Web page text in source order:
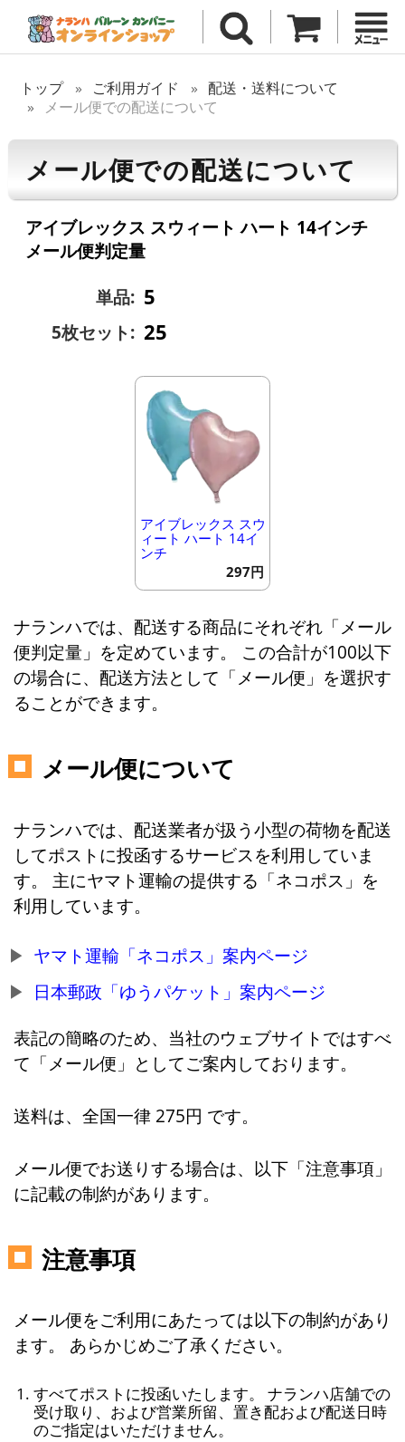
トップ ご利用ガイド
配送・送料について
メール便での配送について
メール便での配送について
アイブレックス スウィート ハート 14インチ
メール便判定量
単品: 5
5枚セット: 25
アイブレックス スウ
ィート ハート 14イ
ンチ
297円
ナランハでは、配送する商品にそれぞれ「メール
便判定量」を定めています。 この合計が100以下
の場合に、配送方法として「メール便」を選択す
ることができます。
メール便について
ナランハでは、配送業者が扱う小型の荷物を配送
してポストに投函するサービスを利用していま
す。 主にヤマト運輸の提供する「ネコポス」を
利用しています。
ヤマト運輸「ネコポス」案内ページ
日本郵政「ゆうパケット」案内ページ
表記の簡略のため、当社のウェブサイトではすべ
て「メール便」としてご案内しております。
送料は、全国一律 275円 です。
メール便でお送りする場合は、以下「注意事項」
に記載の制約があります。
注意事項
メール便をご利用にあたっては以下の制約があり
ます。 あらかじめご了承ください。
すべてポストに投函いたします。 ナランハ店舗での
受け取り、および営業所留、置き配および配送日時
のご指定はいただけません。